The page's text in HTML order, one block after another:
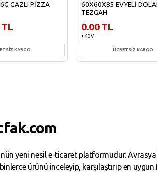
GAZLI PİZZA
TL
KARGO
60X60X85 EVYELİ
TEZGAH
0.00 TL
+ KDV
ÜCRETSİZ KARGO
yeni nesil e-ticaret platformudur.
ürünü inceleyip, karşılaştırıp en